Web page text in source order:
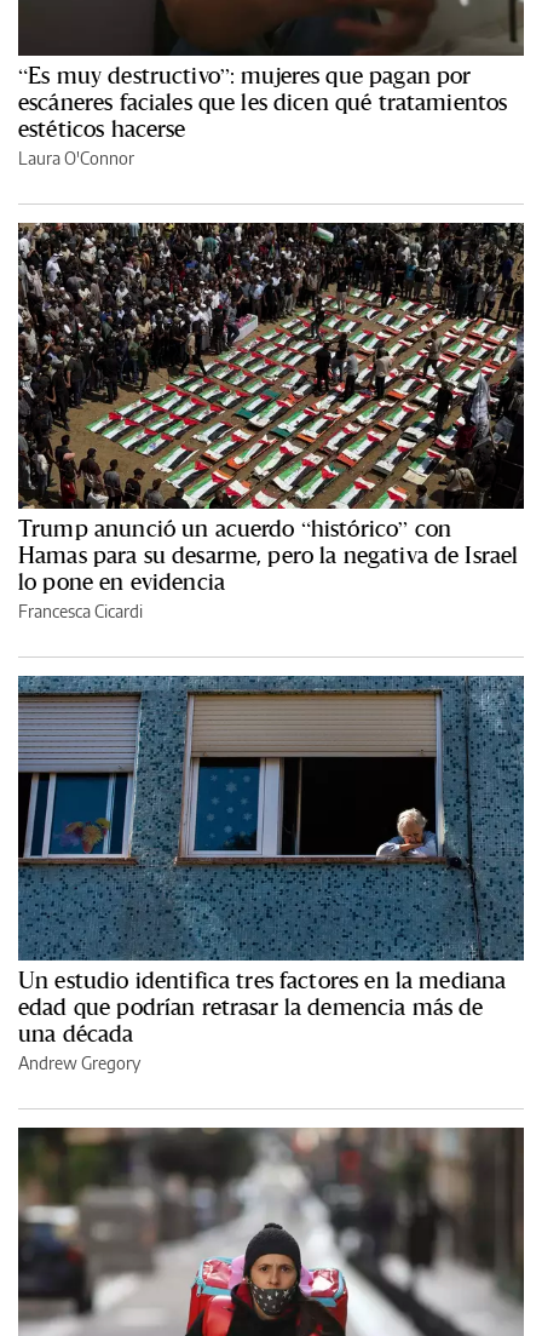
“Es muy destructivo”: mujeres que pagan por
escáneres faciales que les dicen qué tratamientos
estéticos hacerse
Laura O'Connor
Trump anunció un acuerdo “histórico” con
Hamas para su desarme, pero la negativa de Israel
lo pone en evidencia
Francesca Cicardi
Un estudio identifica tres factores en la mediana
edad que podrían retrasar la demencia más de
una década
Andrew Gregory